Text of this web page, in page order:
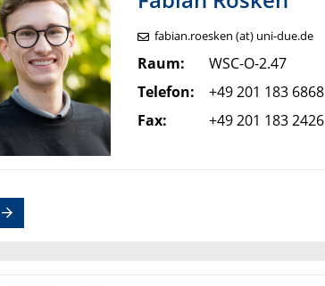
fabian.roesken (at) uni-due.de
Raum:
WSC-O-2.47
Telefon:
+49 201 183 6868
Fax:
+49 201 183 2426